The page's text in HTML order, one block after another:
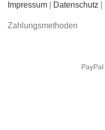
Impressum
Datenschutz
Zahlungsmethoden
PayPal